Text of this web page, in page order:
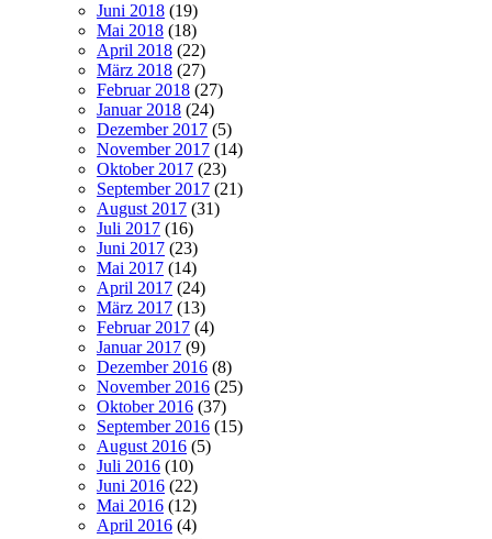
Juni 2018 (19)
Mai 2018 (18)
April 2018 (22)
März 2018 (27)
Februar 2018 (27)
Januar 2018 (24)
Dezember 2017 (5)
November 2017 (14)
Oktober 2017 (23)
September 2017 (21)
August 2017 (31)
Juli 2017 (16)
Juni 2017 (23)
Mai 2017 (14)
April 2017 (24)
März 2017 (13)
Februar 2017 (4)
Januar 2017 (9)
Dezember 2016 (8)
November 2016 (25)
Oktober 2016 (37)
September 2016 (15)
August 2016 (5)
Juli 2016 (10)
Juni 2016 (22)
Mai 2016 (12)
April 2016 (4)